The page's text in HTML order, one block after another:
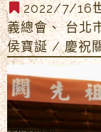
2022/7/16
義總會、 台北
侯寶誕 / 慶祝